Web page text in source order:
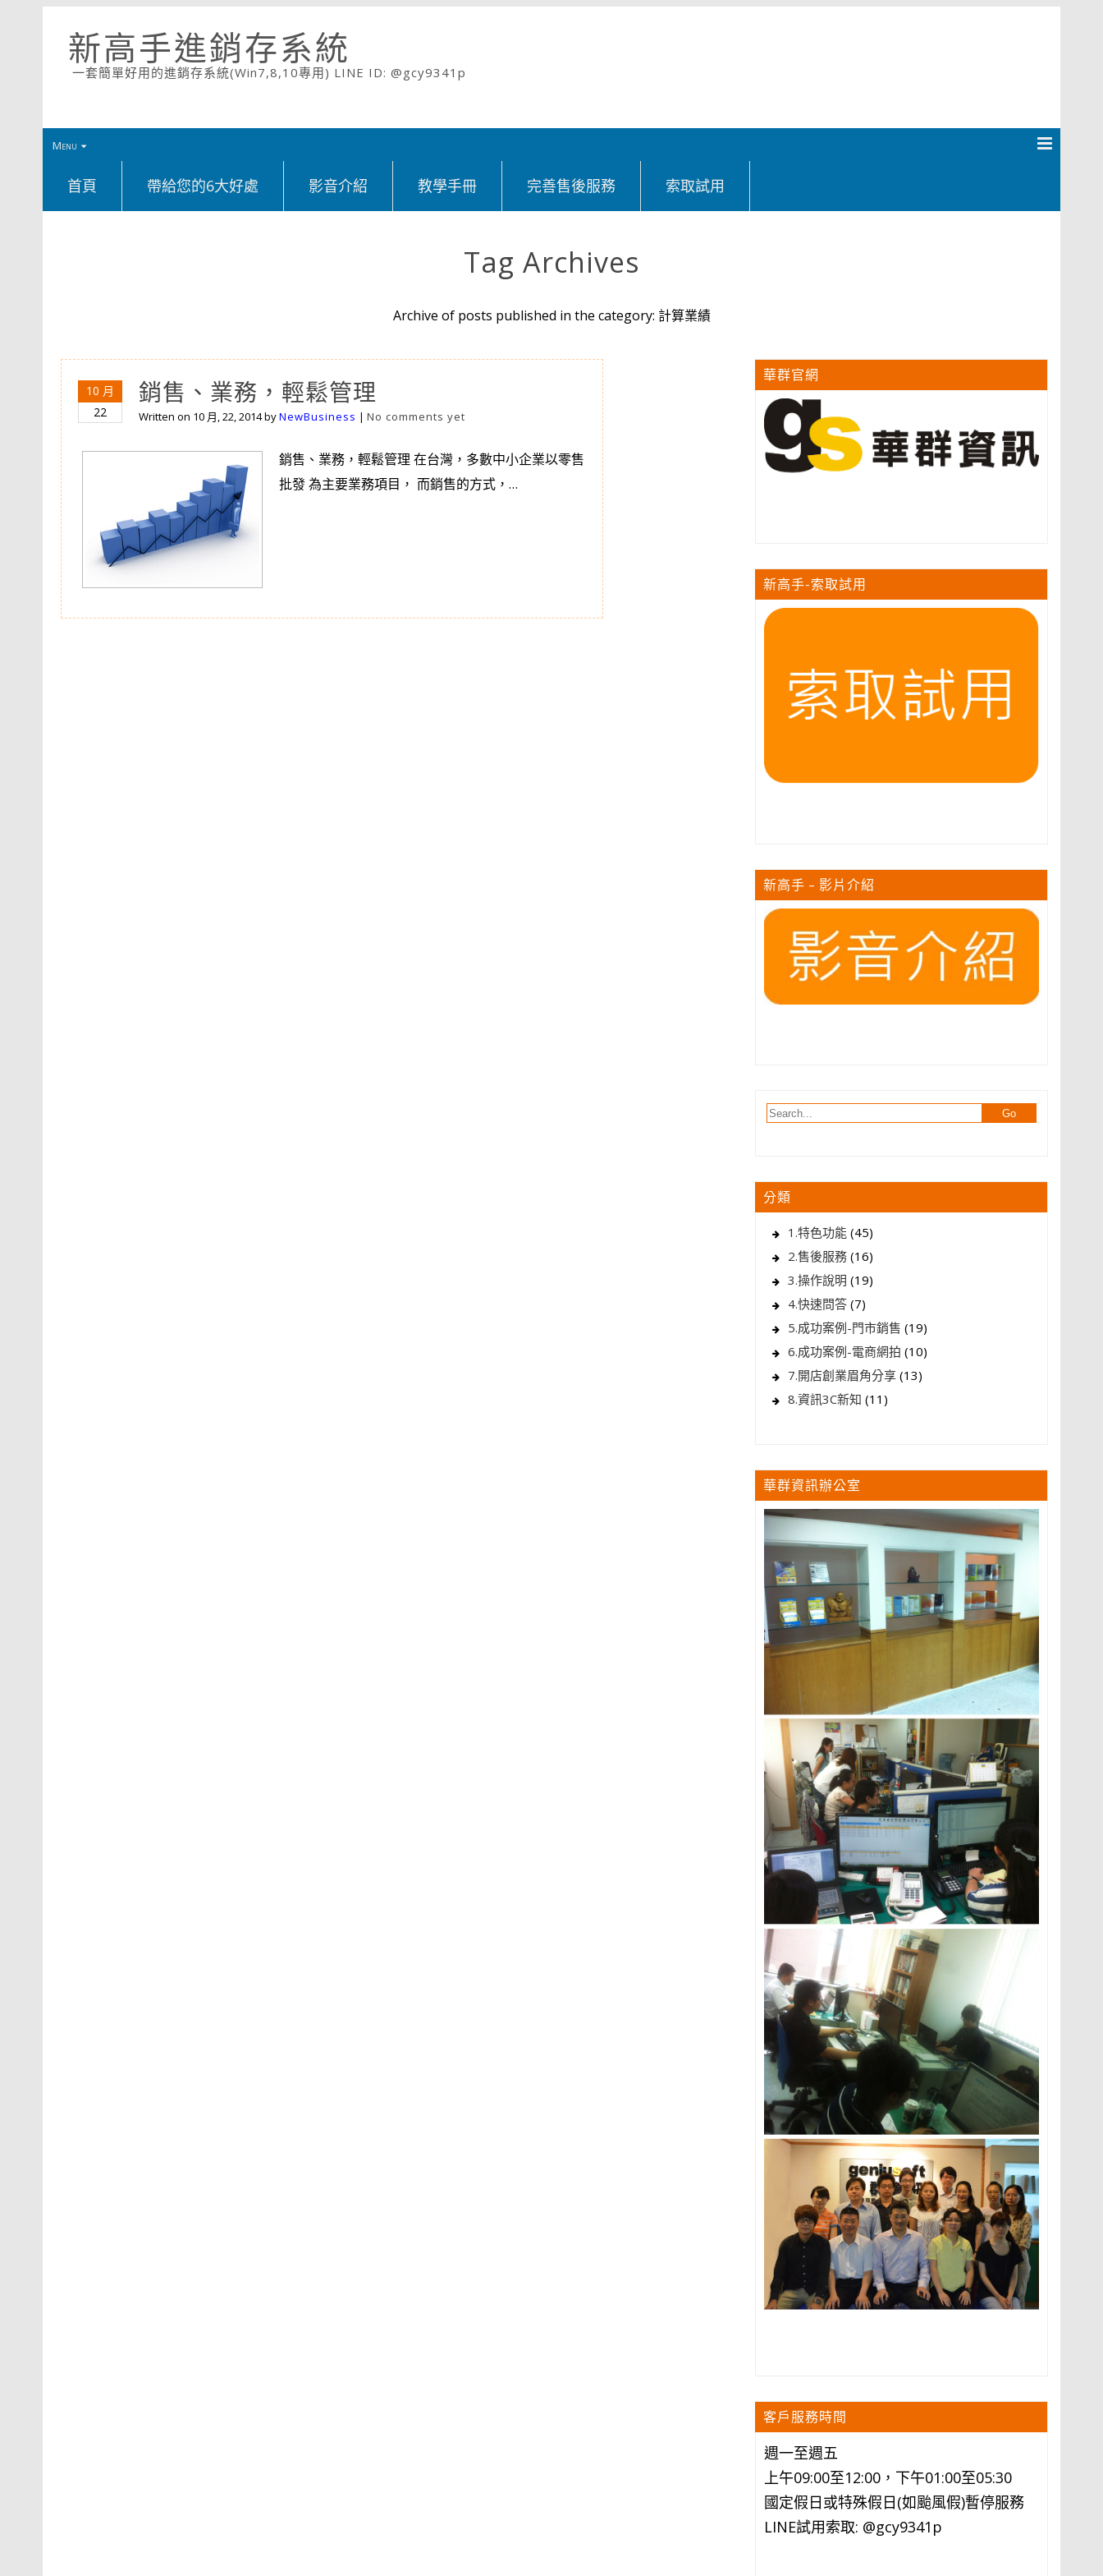
新高手進銷存系統
一套簡單好用的進銷存系統(Win7,8,10專用) LINE ID: @gcy9341p
Menu
首頁 帶給您的6大好處 影音介紹 教學手冊 完善售後服務 索取試用
Tag Archives
Archive of posts published in the category: 計算業績
10 月
22
銷售、業務，輕鬆管理
Written on 10 月, 22, 2014byNewBusiness |No comments yet
銷售、業務，輕鬆管理 在台灣，多數中小企業以零售
批發 為主要業務項目， 而銷售的方式，…
華群官網
新高手-索取試用
新高手 – 影片介紹
分類
1.特色功能 (45)
2.售後服務 (16)
3.操作說明 (19)
4.快速問答 (7)
5.成功案例-門市銷售 (19)
6.成功案例-電商網拍 (10)
7.開店創業眉角分享 (13)
8.資訊3C新知 (11)
華群資訊辦公室
客戶服務時間
週一至週五
上午09:00至12:00，下午01:00至05:30
國定假日或特殊假日(如颱風假)暫停服務
LINE試用索取: @gcy9341p